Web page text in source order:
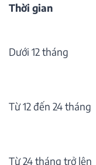
Thời gian
Dưới 12 tháng
Từ 12 đến 24 tháng
Từ 24 tháng trở lên